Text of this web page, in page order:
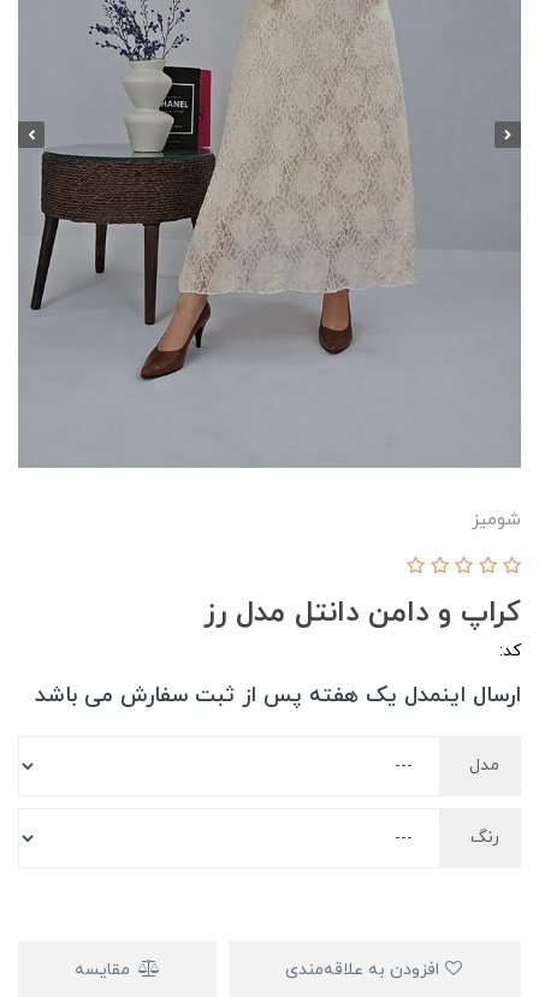
شومیز
کراپ و دامن دانتل مدل رز
کد:
ارسال اینمدل یک هفته پس از ثبت سفارش می باشد
مدل
رنگ
مقایسه